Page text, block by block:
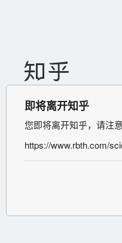
即将离开知乎
您即将离开知乎，请注